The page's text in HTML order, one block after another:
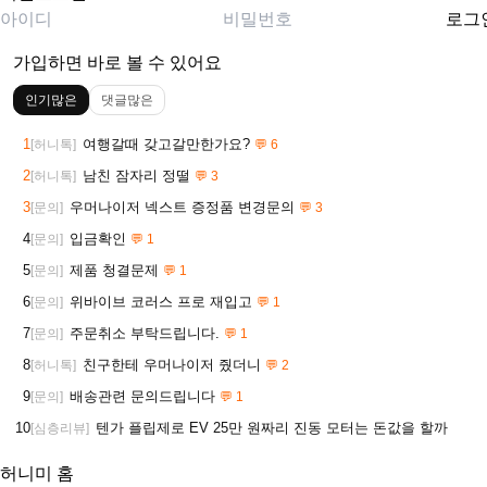
로그
가입하면 바로 볼 수 있어요
인기많은 댓글많은
1[허니톡] 여행갈때 갖고갈만한가요? 💬 6
2[허니톡] 남친 잠자리 정떨 💬 3
3[문의] 우머나이저 넥스트 증정품 변경문의 💬 3
4[문의] 입금확인 💬 1
5[문의] 제품 청결문제 💬 1
6[문의] 위바이브 코러스 프로 재입고 💬 1
7[문의] 주문취소 부탁드립니다. 💬 1
8[허니톡] 친구한테 우머나이저 줬더니 💬 2
9[문의] 배송관련 문의드립니다 💬 1
10[심층리뷰] 텐가 플립제로 EV 25만 원짜리 진동 모터는 돈값을 할까
허니미 홈